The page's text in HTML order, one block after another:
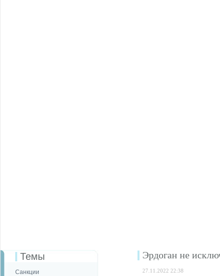
Темы
Санкции
Эрдоган не
27.11.2022 22:38